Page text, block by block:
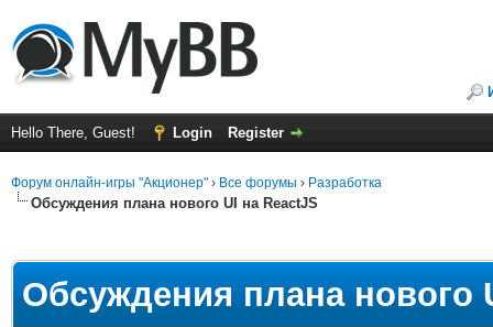
Hello There, Guest! Login Register
Форум онлайн-игры "Акционер" › Все форумы › Разработка
Обсуждения плана нового UI на ReactJS
Обсуждения плана нового